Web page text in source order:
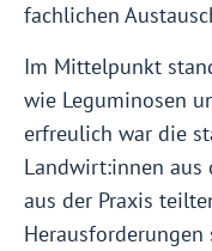
fachlichen
Im Mittelpunkt
wie Leguminosen
erfreulich war die
Landwirt:innen aus
aus der Praxis